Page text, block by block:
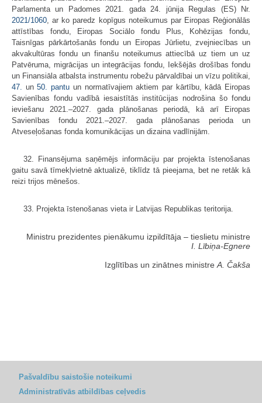
Parlamenta un Padomes 2021. gada 24. jūnija Regulas (ES) Nr.
2021/1060 , ar ko paredz kopīgus noteikumus par Eiropas Reģionālās
attīstības fondu, Eiropas Sociālo fondu Plus, Kohēzijas fondu,
Taisnīgas pārkārtošanās fondu un Eiropas Jūrlietu, zvejniecības un
akvakultūras fondu un finanšu noteikumus attiecībā uz tiem un uz
Patvēruma, migrācijas un integrācijas fondu, Iekšējās drošības fondu
un Finansiāla atbalsta instrumentu robežu pārvaldībai un vīzu politikai,
47. un50. pantu un normatīvajiem aktiem par kārtību, kādā Eiropas
Savienības fondu vadībā iesaistītās institūcijas nodrošina šo fondu
ieviešanu 2021.–2027. gada plānošanas periodā, kā arī Eiropas
Savienības fondu 2021.–2027. gada plānošanas perioda un
Atveseļošanas fonda komunikācijas un dizaina vadlīnijām.
32. Finansējuma saņēmējs informāciju par projekta īstenošanas
gaitu savā tīmekļvietnē aktualizē, tiklīdz tā pieejama, bet ne retāk kā
reizi trijos mēnešos.
33. Projekta īstenošanas vieta ir Latvijas Republikas teritorija.
Ministru prezidentes pienākumu izpildītāja ‒ tieslietu ministre
I. Lībiņa-Egnere
Izglītības un zinātnes ministre A. Čakša
Pašvaldību saistošie noteikumi
Administratīvās atbildības ceļvedis